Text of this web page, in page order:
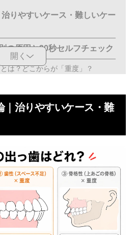
りやすいケース・難しいケー
の原因と30秒セルフチェック
は？どこからが「重度」？
あなたの出っ歯はどのタイプ？
較｜マウスピース・ワイヤ
矯正と全体矯正の違い
イヤー矯正、装置はどう選ぶ？
は外科矯正・併用も検討
間の目安
開く
｜治りやすいケース・難